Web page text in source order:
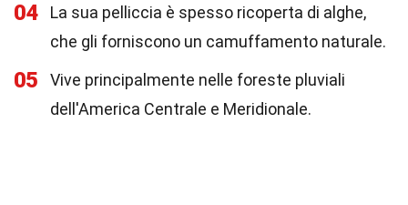
04
La sua pelliccia è spesso ricoperta di alghe,
che gli forniscono un camuffamento naturale.
05
Vive principalmente nelle foreste pluviali
dell'America Centrale e Meridionale.